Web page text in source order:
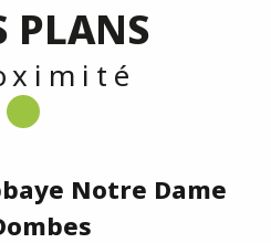
PLANS
Notre Dame